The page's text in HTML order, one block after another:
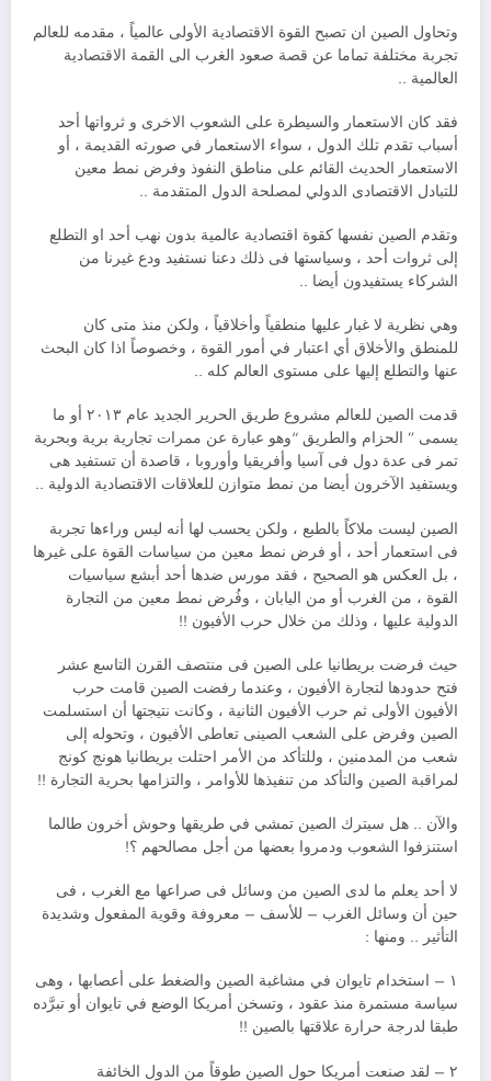
وتحاول الصين ان تصبح القوة الاقتصادية الأولى عالمياً ، مقدمه للعالم
تجربة مختلفة تماما عن قصة صعود الغرب الى القمة الاقتصادية
العالمية ..
فقد كان الاستعمار والسيطرة على الشعوب الاخرى و ثرواتها أحد
أسباب تقدم تلك الدول ، سواء الاستعمار في صورته القديمة ، أو
الاستعمار الحديث القائم على مناطق النفوذ وفرض نمط معين
للتبادل الاقتصادى الدولي لمصلحة الدول المتقدمة ..
وتقدم الصين نفسها كقوة اقتصادية عالمية بدون نهب أحد او التطلع
إلى ثروات أحد ، وسياستها فى ذلك دعنا نستفيد ودع غيرنا من
الشركاء يستفيدون أيضا ..
وهي نظرية لا غبار عليها منطقياً وأخلاقياً ، ولكن منذ متى كان
للمنطق والأخلاق أي اعتبار في أمور القوة ، وخصوصاً اذا كان البحث
عنها والتطلع إليها على مستوى العالم كله ..
قدمت الصين للعالم مشروع طريق الحرير الجديد عام ٢٠١٣ أو ما
يسمى ” الحزام والطريق “وهو عبارة عن ممرات تجارية برية وبحرية
تمر فى عدة دول فى آسيا وأفريقيا وأوروبا ، قاصدة أن تستفيد هى
ويستفيد الآخرون أيضا من نمط متوازن للعلاقات الاقتصادية الدولية ..
الصين ليست ملاكاً بالطبع ، ولكن يحسب لها أنه ليس وراءها تجربة
فى استعمار أحد ، أو فرض نمط معين من سياسات القوة على غيرها
، بل العكس هو الصحيح ، فقد مورس ضدها أحد أبشع سياسيات
القوة ، من الغرب أو من اليابان ، وفُرض نمط معين من التجارة
الدولية عليها ، وذلك من خلال حرب الأفيون !!
حيث فرضت بريطانيا على الصين فى منتصف القرن التاسع عشر
فتح حدودها لتجارة الأفيون ، وعندما رفضت الصين قامت حرب
الأفيون الأولى ثم حرب الأفيون الثانية ، وكانت نتيجتها أن استسلمت
الصين وفرض على الشعب الصينى تعاطى الأفيون ، وتحوله إلى
شعب من المدمنين ، وللتأكد من الأمر احتلت بريطانيا هونج كونج
لمراقبة الصين والتأكد من تنفيذها للأوامر ، والتزامها بحرية التجارة !!
والآن .. هل سيترك الصين تمشي في طريقها وحوش أخرون طالما
استنزفوا الشعوب ودمروا بعضها من أجل مصالحهم ؟!
لا أحد يعلم ما لدى الصين من وسائل فى صراعها مع الغرب ، فى
حين أن وسائل الغرب – للأسف – معروفة وقوية المفعول وشديدة
التأثير .. ومنها :
١ – استخدام تايوان في مشاغبة الصين والضغط على أعصابها ، وهى
سياسة مستمرة منذ عقود ، وتسخن أمريكا الوضع في تايوان أو تبرَّده
طبقا لدرجة حرارة علاقتها بالصين !!
٢ – لقد صنعت أمريكا حول الصين طوقاً من الدول الخائفة